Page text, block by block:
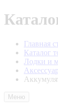
Главная
Каталог
Лодки и
Меню